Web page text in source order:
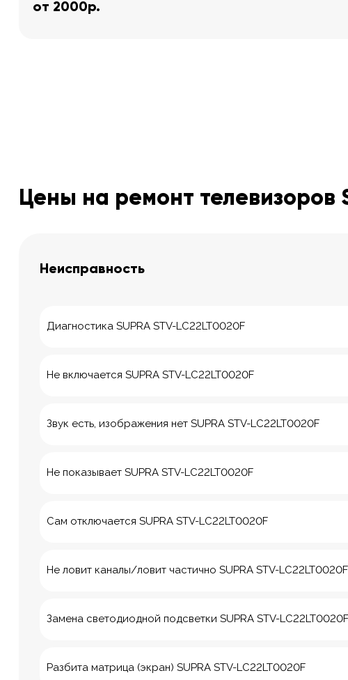
от 2000р.
Цены на ремонт телевизоров
Неисправность
Диагностика SUPRA STV-LC22LT0020F
Не включается SUPRA STV-LC22LT0020F
Звук есть, изображения нет SUPRA STV-LC22LT0020F
Не показывает SUPRA STV-LC22LT0020F
Сам отключается SUPRA STV-LC22LT0020F
Не ловит каналы/ловит частично SUPRA STV-LC22LT0020F
Замена светодиодной подсветки SUPRA STV-LC22LT0020F
Разбита матрица (экран) SUPRA STV-LC22LT0020F